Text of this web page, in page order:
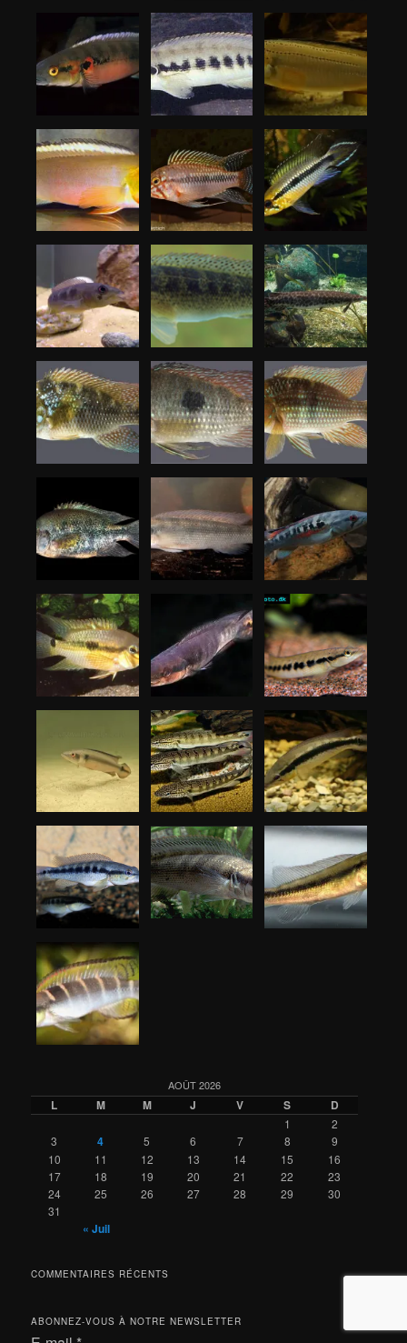
AOÛT 2026
L M M J V S D
1
2
3
4 5 6 7 8
9
10
11 12 13 14 15
16
17
18 19 20 21 22
23
24
25 26 27 28 29
30
31
« Juil
COMMENTAIRES RÉCENTS
ABONNEZ-VOUS À NOTRE NEWSLETTER